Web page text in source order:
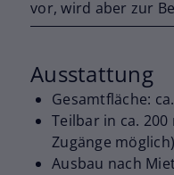
vor, wird aber zur
Ausstattung
Gesamtfläche:
Teilbar in ca. 200
Zugänge möglich)
Ausbau nach